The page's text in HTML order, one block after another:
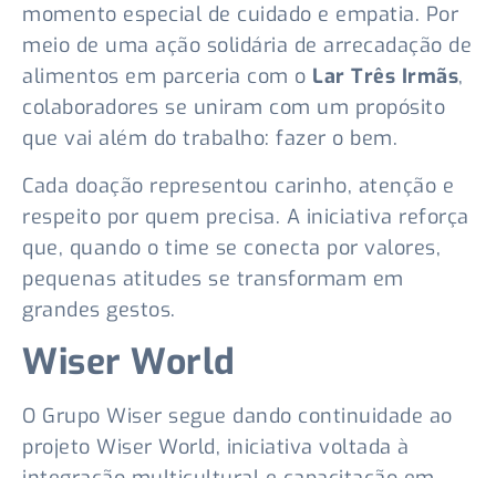
momento especial de cuidado e empatia. Por
meio de uma ação solidária de arrecadação de
alimentos em parceria com o Lar Três Irmãs,
colaboradores se uniram com um propósito
que vai além do trabalho: fazer o bem.
Cada doação representou carinho, atenção e
respeito por quem precisa. A iniciativa reforça
que, quando o time se conecta por valores,
pequenas atitudes se transformam em
grandes gestos.
Wiser World
O Grupo Wiser segue dando continuidade ao
projeto Wiser World, iniciativa voltada à